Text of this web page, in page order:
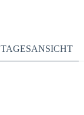
TAGESANSICHT